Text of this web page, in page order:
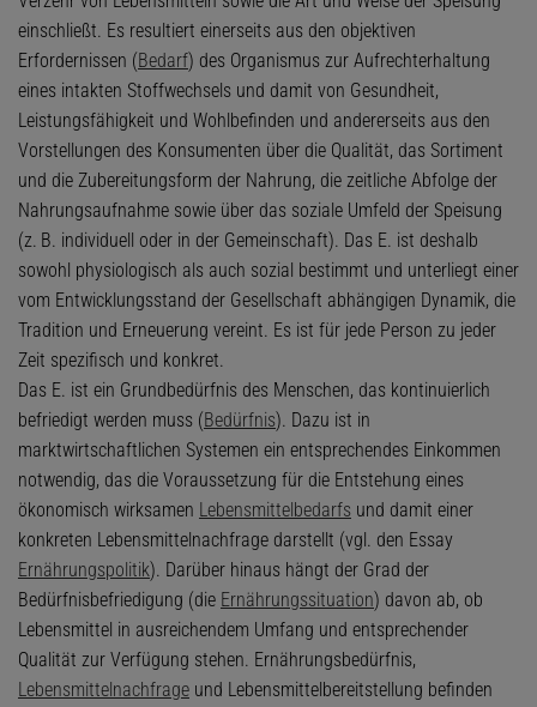
einschließt. Es resultiert einerseits aus den objektiven
Erfordernissen (Bedarf) des Organismus zur Aufrechterhaltung
eines intakten Stoffwechsels und damit von Gesundheit,
Leistungsfähigkeit und Wohlbefinden und andererseits aus den
Vorstellungen des Konsumenten über die Qualität, das Sortiment
und die Zubereitungsform der Nahrung, die zeitliche Abfolge der
Nahrungsaufnahme sowie über das soziale Umfeld der Speisung
(z. B. individuell oder in der Gemeinschaft). Das E. ist deshalb
sowohl physiologisch als auch sozial bestimmt und unterliegt einer
vom Entwicklungsstand der Gesellschaft abhängigen Dynamik, die
Tradition und Erneuerung vereint. Es ist für jede Person zu jeder
Zeit spezifisch und konkret.
Das E. ist ein Grundbedürfnis des Menschen, das kontinuierlich
befriedigt werden muss (Bedürfnis). Dazu ist in
marktwirtschaftlichen Systemen ein entsprechendes Einkommen
notwendig, das die Voraussetzung für die Entstehung eines
ökonomisch wirksamen Lebensmittelbedarfs und damit einer
konkreten Lebensmittelnachfrage darstellt (vgl. den Essay
Ernährungspolitik). Darüber hinaus hängt der Grad der
Bedürfnisbefriedigung (die Ernährungssituation) davon ab, ob
Lebensmittel in ausreichendem Umfang und entsprechender
Qualität zur Verfügung stehen. Ernährungsbedürfnis,
Lebensmittelnachfrage und Lebensmittelbereitstellung befinden